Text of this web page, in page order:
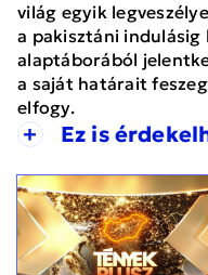
világ egyik
a pakisztáni indulásig
alaptáborából
a saját határait
elfogy.
+ Ez is